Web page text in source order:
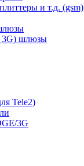
и т.д. (gsm)
3G) шлюзы
Tele2)
3G